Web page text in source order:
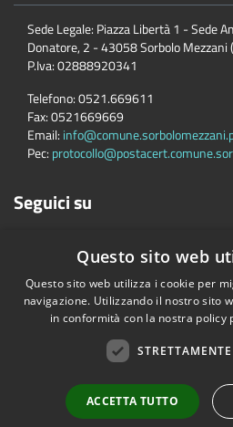
Sede Legale: Piazza Libertà 1 - Sede
Donatore, 2 - 43058 Sorbolo Mezzani
P.Iva:02888920341
Telefono:0521.669611
Fax:0521669669
Email:
Pec:
Seguici su
Accessibilità
Municipium
•
Questo sito web
Questo sito web utilizza i cookie per
navigazione. Utilizzando il nostro sito
in conformità con la nostra policy
ACCETTA TUTTO